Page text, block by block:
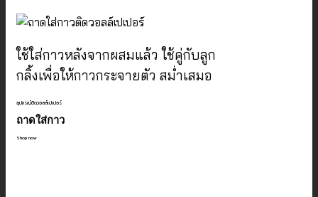
ใช้ใส่กาวหลังจากผสมแล้ว ใช้คู่กับลูก
กลิ้งเพื่อให้กาวกระจายตัว สม่ำเสมอ
อุปกรณ์ติดวอลล์เปเปอร์
ถาดใส่กาว
Shop now